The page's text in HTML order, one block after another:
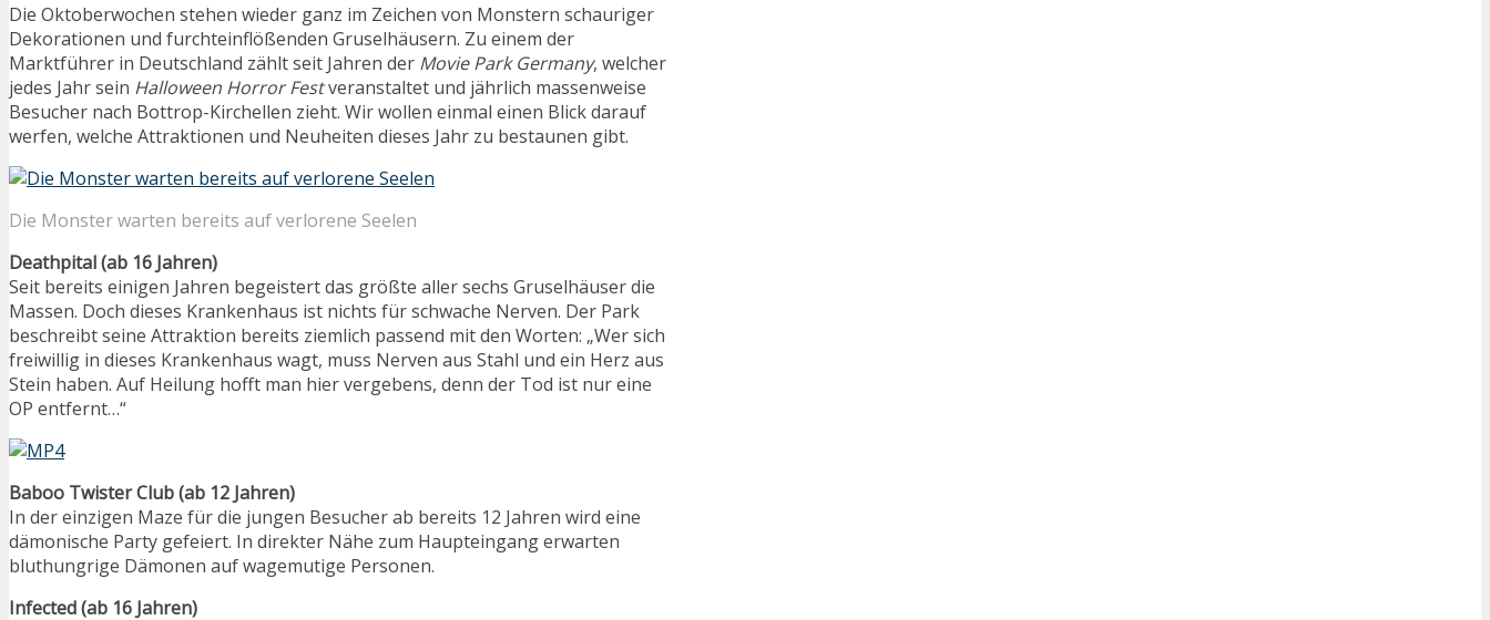
Die Oktoberwochen stehen wieder ganz im Zeichen von Monstern schauriger
Dekorationen und furchteinflößenden Gruselhäusern. Zu einem der
Marktführer in Deutschland zählt seit Jahren der Movie Park Germany, welcher
jedes Jahr sein Halloween Horror Festveranstaltet und jährlich massenweise
Besucher nach Bottrop-Kirchellen zieht. Wir wollen einmal einen Blick darauf
werfen, welche Attraktionen und Neuheiten dieses Jahr zu bestaunen gibt.
Die Monster warten bereits auf verlorene Seelen
Deathpital (ab 16 Jahren)
Seit bereits einigen Jahren begeistert das größte aller sechs Gruselhäuser die
Massen. Doch dieses Krankenhaus ist nichts für schwache Nerven. Der Park
beschreibt seine Attraktion bereits ziemlich passend mit den Worten: „Wer sich
freiwillig in dieses Krankenhaus wagt, muss Nerven aus Stahl und ein Herz aus
Stein haben. Auf Heilung hofft man hier vergebens, denn der Tod ist nur eine
OP entfernt…“
Baboo Twister Club (ab 12 Jahren)
In der einzigen Maze für die jungen Besucher ab bereits 12 Jahren wird eine
dämonische Party gefeiert. In direkter Nähe zum Haupteingang erwarten
bluthungrige Dämonen auf wagemutige Personen.
Infected (ab 16 Jahren)